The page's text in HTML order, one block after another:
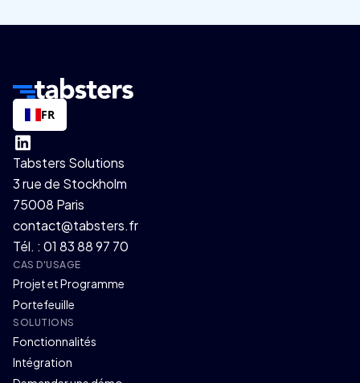
FR
Tabsters Solutions
3 rue de Stockholm
75008 Paris
contact@tabsters.fr
Tél. : 01 83 88 97 70
CAS D'USAGE
Projet et Programme
Portefeuille
SOLUTIONS
Fonctionnalités
Intégration